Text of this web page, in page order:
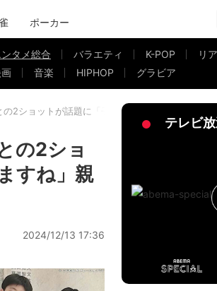
ポーカー
タメ総合 バラエティ K-POP リ
音楽 HIPHOP グラビア
2ショットが話題に「子役時代のお母さんに似て
の2ショ
すね」親
2024/12/13 17:36
テレビ